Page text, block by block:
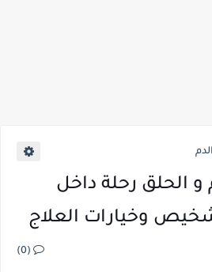
الحلق رحلة داخل
وخيارات العلاج
(0)